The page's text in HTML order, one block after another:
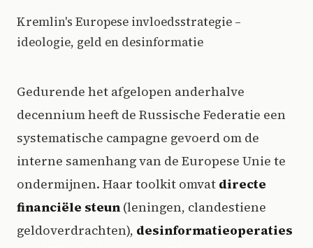
Kremlin's Europese invloedsstrategie –
ideologie, geld en desinformatie
Gedurende het afgelopen anderhalve
decennium heeft de Russische Federatie een
systematische campagne gevoerd om de
interne samenhang van de Europese Unie te
ondermijnen. Haar toolkit omvat directe
financiële steun (leningen, clandestiene
geldoverdrachten), desinformatieoperaties